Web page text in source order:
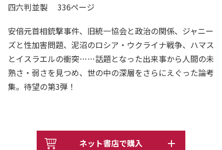
四六判並製 336ページ
安倍元首相銃撃事件、旧統一協会と政治の関係、ジャニー
ズと性加害問題、泥沼のロシア・ウクライナ戦争、ハマス
とイスラエルの衝突……話題となった出来事から人間の未
熟さ・弱さを見つめ、世の中の深層をさらにえぐった論考
集。待望の第3弾！
ネット書店で購入